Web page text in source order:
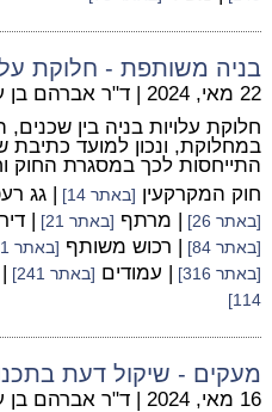
בניה משותפת - חלוקת
22 מאי, 2024 | ד"ר אברהם בן
חלוקת עלויות בניה בין שכנים,
במחלוקת, ונכון למועד כתיבת
התייחסות לכך במסגרת החוק
חוק המקרקעין [באתר 14] | גג
[באתר 26] | מרתף [באתר 21] |
[באתר 84] | רכוש משותף [באתר 61]
[באתר 316] | עמודים [באתר 241]
114]
מעקים - שיקול דעת
16 מאי, 2024 | ד"ר אברהם בן